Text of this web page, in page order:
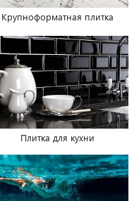
Крупноформатная плитка
Плитка для кухни